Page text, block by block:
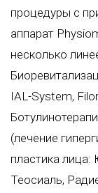
процедуры с
аппарат
несколько
IAL-System,
(лечение
пластика лица:
Теосиаль,